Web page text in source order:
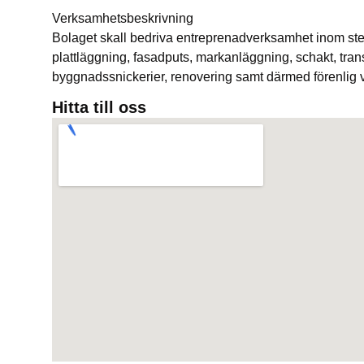
Verksamhetsbeskrivning
Bolaget skall bedriva entreprenadverksamhet inom
plattläggning, fasadputs, markanläggning, schakt,
byggnadssnickerier, renovering samt därmed förenlig
Hitta till oss